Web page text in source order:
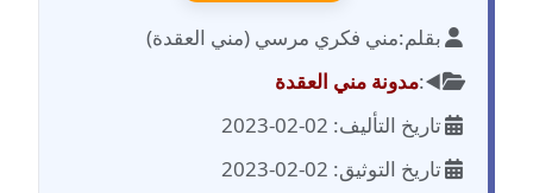
مدونة احمد الحسيني
عاملة
مدونة احمد زكريا
عاملة
بقلم:مني فكري مرسي (مني العقدة)
◀️:مدونة مني العقدة
تاريخ التأليف: 02-02-2023
تاريخ التوثيق: 02-02-2023